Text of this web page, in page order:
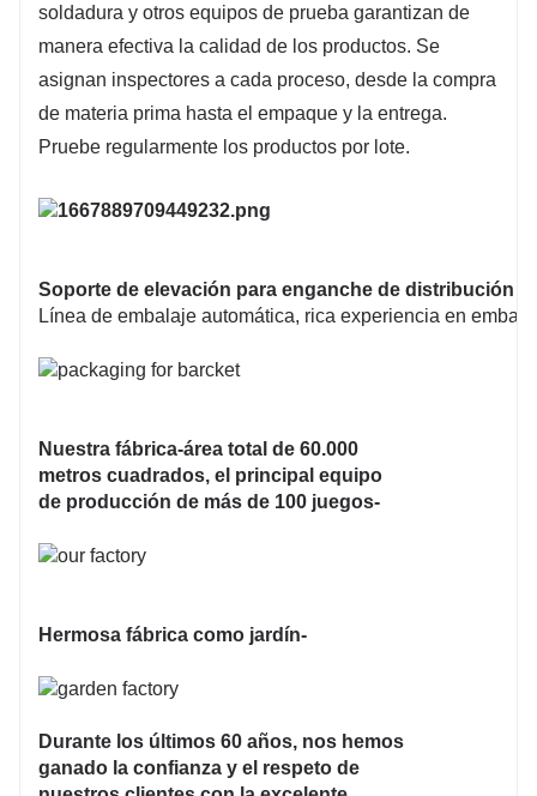
soldadura y otros equipos de prueba garantizan de
manera efectiva la calidad de los productos. Se
asignan inspectores a cada proceso, desde la compra
de materia prima hasta el empaque y la entrega.
Pruebe regularmente los productos por lote.
Soporte de elevación para enganche de distribución
Línea de embalaje automática, rica experiencia en
Nuestra fábrica-área total de 60.000
metros cuadrados, el principal equipo
de producción de más de 100 juegos-
Hermosa fábrica como jardín-
Durante los últimos 60 años, nos hemos
ganado la confianza y el respeto de